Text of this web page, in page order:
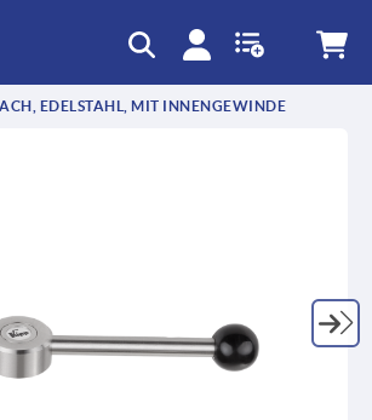
EDELSTAHL, MIT INNENGEWINDE